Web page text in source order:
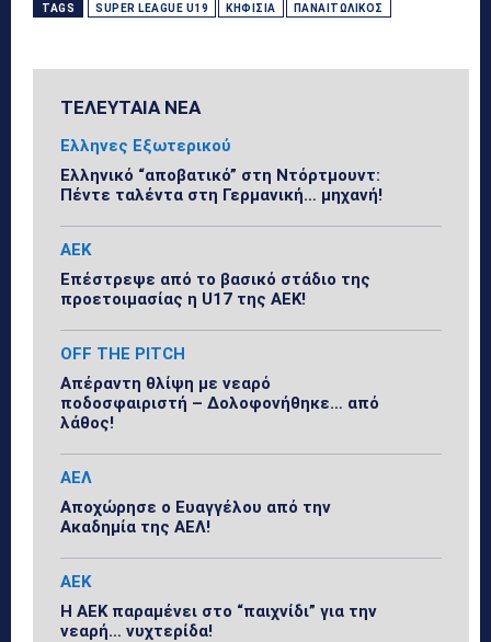
TAGS SUPER LEAGUE U19 ΚΗΦΙΣΙΆ ΠΑΝΑΙΤΩΛΙΚΌΣ
ΤΕΛΕΥΤΑΙΑ ΝΕΑ
Ελληνες Εξωτερικού
Ελληνικό “αποβατικό” στη Ντόρτμουντ:
Πέντε ταλέντα στη Γερμανική… μηχανή!
ΑΕΚ
Επέστρεψε από το βασικό στάδιο της
προετοιμασίας η U17 της ΑΕΚ!
OFF THE PITCH
Απέραντη θλίψη με νεαρό
ποδοσφαιριστή – Δολοφονήθηκε… από
λάθος!
ΑΕΛ
Αποχώρησε ο Ευαγγέλου από την
Ακαδημία της ΑΕΛ!
ΑΕΚ
Η ΑΕΚ παραμένει στο “παιχνίδι” για την
νεαρή… νυχτερίδα!